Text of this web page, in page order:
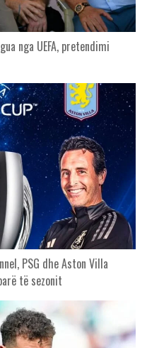
nga UEFA, pretendimi
PSG dhe Aston Villa
të sezonit